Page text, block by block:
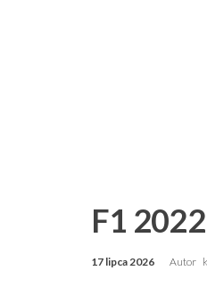
F1
17 lipca 2026 Autor